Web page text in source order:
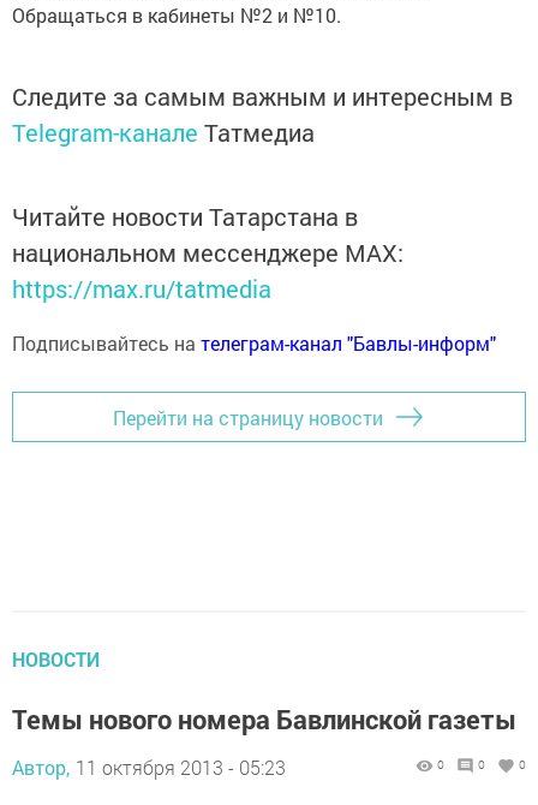
Обращаться в кабинеты №2 и №10.
Следите за самым важным и интересным в
Telegram-канале Татмедиа
Читайте новости Татарстана в
национальном мессенджере MАХ:
https://max.ru/tatmedia
Подписывайтесь на телеграм-канал "Бавлы-информ"
Перейти на страницу новости
НОВОСТИ
Темы нового номера Бавлинской газеты
Автор, 11 октября 2013 - 05:23 0 0 0